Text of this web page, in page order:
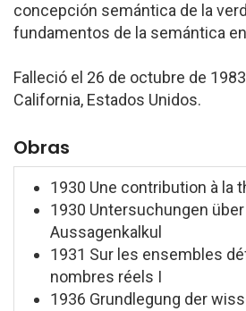
concepción semántica de la
fundamentos de la semántica
Falleció el 26 de octubre de
California, Estados Unidos.
Obras
1930 Une contribution à la
1930 Untersuchungen
Aussagenkalkul
1931 Sur les ensembles
nombres réels I
1936 Grundlegung der